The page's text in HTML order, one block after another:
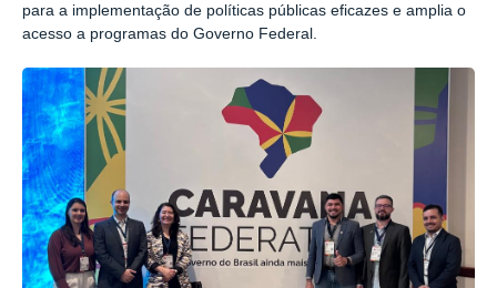
para a implementação de políticas públicas eficazes e amplia o
acesso a programas do Governo Federal.